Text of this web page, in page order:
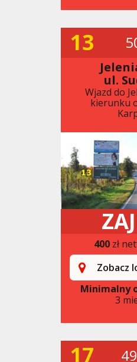
13
ul.
Wjazd do
kierunku
400zł
Zobacz
Minimalny
3
17